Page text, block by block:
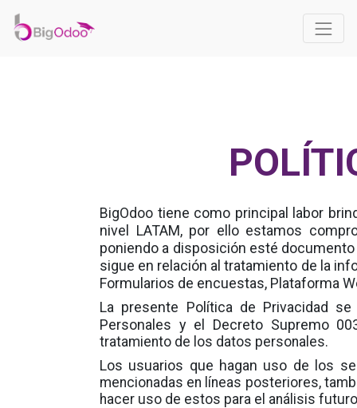
BigOdootiene como principal labor
nivel LATAM, por ello estamos
poniendo a disposición esté
sigue en relación al tratamiento de la
Formularios de encuestas, Plataforma
La presente Política de Privacidad
Personales y el Decreto Supremo
tratamiento de los datos personales.
Los usuarios que hagan uso de los
mencionadas en líneas posteriores,
hacer uso de estos para el análisis